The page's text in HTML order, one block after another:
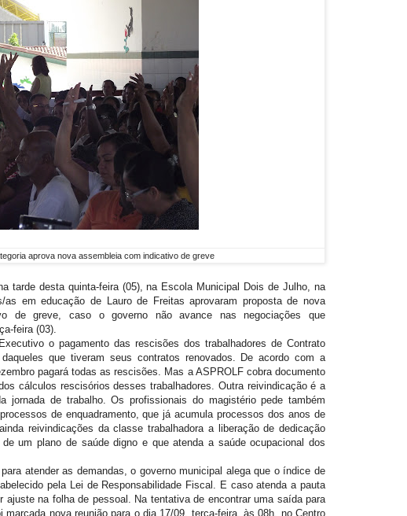
aprova nova assembleia com indicativo de greve
tarde desta quinta-feira (05), na Escola Municipal Dois de Julho, na
as em educação de Lauro de Freitas aprovaram proposta de nova
de greve, caso o governo não avance nas negociações que
feira (03).
o pagamento das rescisões dos trabalhadores de Contrato
que tiveram seus contratos renovados. De acordo com a
pagará todas as rescisões. Mas a ASPROLF cobra documento
cálculos rescisórios desses trabalhadores. Outra reivindicação é a
jornada de trabalho. Os profissionais do magistério pede também
de enquadramento, que já acumula processos dos anos de
reivindicações da classe trabalhadora a liberação de dedicação
um plano de saúde digno e que atenda a saúde ocupacional dos
atender as demandas, o governo municipal alega que o índice de
pela Lei de Responsabilidade Fiscal. E caso atenda a pauta
ajuste na folha de pessoal. Na tentativa de encontrar uma saída para
marcada nova reunião para o dia 17/09, terça-feira, às 08h, no Centro